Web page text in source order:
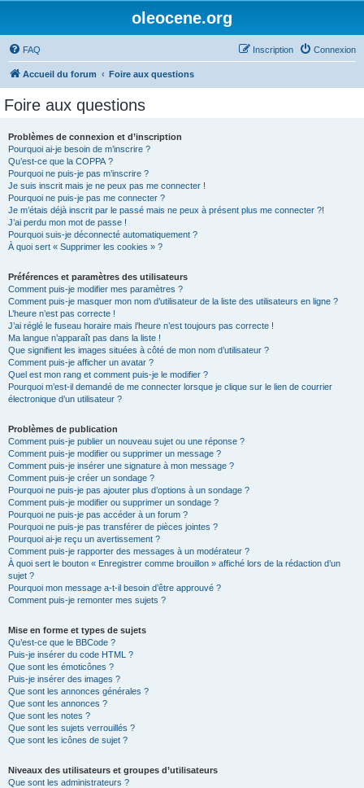
oleocene.org
FAQ Connexion
Inscription
Accueil du forum Foire aux questions
Foire aux questions
Problèmes de connexion et d’inscription
Pourquoi ai-je besoin de m’inscrire ?
Qu’est-ce que la COPPA ?
Pourquoi ne puis-je pas m’inscrire ?
Je suis inscrit mais je ne peux pas me connecter !
Pourquoi ne puis-je pas me connecter ?
Je m’étais déjà inscrit par le passé mais ne peux à présent plus me connecter ?!
J’ai perdu mon mot de passe !
Pourquoi suis-je déconnecté automatiquement ?
À quoi sert « Supprimer les cookies » ?
Préférences et paramètres des utilisateurs
Comment puis-je modifier mes paramètres ?
Comment puis-je masquer mon nom d’utilisateur de la liste des utilisateurs en ligne ?
L’heure n’est pas correcte !
J’ai réglé le fuseau horaire mais l’heure n’est toujours pas correcte !
Ma langue n’apparaît pas dans la liste !
Que signifient les images situées à côté de mon nom d’utilisateur ?
Comment puis-je afficher un avatar ?
Quel est mon rang et comment puis-je le modifier ?
Pourquoi m’est-il demandé de me connecter lorsque je clique sur le lien de courrier
électronique d’un utilisateur ?
Problèmes de publication
Comment puis-je publier un nouveau sujet ou une réponse ?
Comment puis-je modifier ou supprimer un message ?
Comment puis-je insérer une signature à mon message ?
Comment puis-je créer un sondage ?
Pourquoi ne puis-je pas ajouter plus d’options à un sondage ?
Comment puis-je modifier ou supprimer un sondage ?
Pourquoi ne puis-je pas accéder à un forum ?
Pourquoi ne puis-je pas transférer de pièces jointes ?
Pourquoi ai-je reçu un avertissement ?
Comment puis-je rapporter des messages à un modérateur ?
À quoi sert le bouton « Enregistrer comme brouillon » affiché lors de la rédaction d’un
sujet ?
Pourquoi mon message a-t-il besoin d’être approuvé ?
Comment puis-je remonter mes sujets ?
Mise en forme et types de sujets
Qu’est-ce que le BBCode ?
Puis-je insérer du code HTML ?
Que sont les émoticônes ?
Puis-je insérer des images ?
Que sont les annonces générales ?
Que sont les annonces ?
Que sont les notes ?
Que sont les sujets verrouillés ?
Que sont les icônes de sujet ?
Niveaux des utilisateurs et groupes d’utilisateurs
Que sont les administrateurs ?